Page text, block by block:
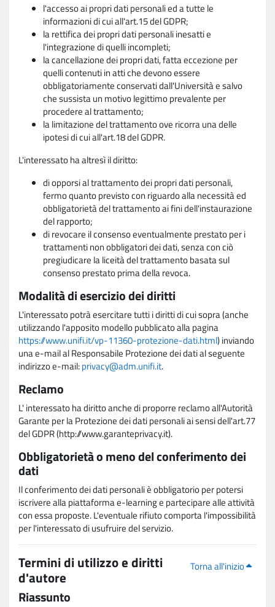
l'accesso ai propri dati personali ed a tutte le
informazioni di cui all'art.15 del GDPR;
la rettifica dei propri dati personali inesatti e
l'integrazione di quelli incompleti;
la cancellazione dei propri dati, fatta eccezione per
quelli contenuti in atti che devono essere
obbligatoriamente conservati dall'Università e salvo
che sussista un motivo legittimo prevalente per
procedere al trattamento;
la limitazione del trattamento ove ricorra una delle
ipotesi di cui all'art.18 del GDPR.
L'interessato ha altresì il diritto:
di opporsi al trattamento dei propri dati personali,
fermo quanto previsto con riguardo alla necessità ed
obbligatorietà del trattamento ai fini dell'instaurazione
del rapporto;
di revocare il consenso eventualmente prestato per i
trattamenti non obbligatori dei dati, senza con ciò
pregiudicare la liceità del trattamento basata sul
consenso prestato prima della revoca.
Modalità di esercizio dei diritti
L'interessato potrà esercitare tutti i diritti di cui sopra (anche
utilizzando l'apposito modello pubblicato alla pagina
https://www.unifi.it/vp-11360-protezione-dati.html) inviando
una e-mail al Responsabile Protezione dei dati al seguente
indirizzo e-mail:privacy@adm.unifi.it.
Reclamo
L' interessato ha diritto anche di proporre reclamo all'Autorità
Garante per la Protezione dei dati personali ai sensi dell'art.77
del GDPR (http://www.garanteprivacy.it).
Obbligatorietà o meno del conferimento dei
dati
Il conferimento dei dati personali è obbligatorio per potersi
iscrivere alla piattaforma e-learning e partecipare alle attività
con essa proposte. L'eventuale rifiuto comporta l'impossibilità
per l'interessato di usufruire del servizio.
Torna all'inizio
Termini di utilizzo e diritti
d'autore
Riassunto